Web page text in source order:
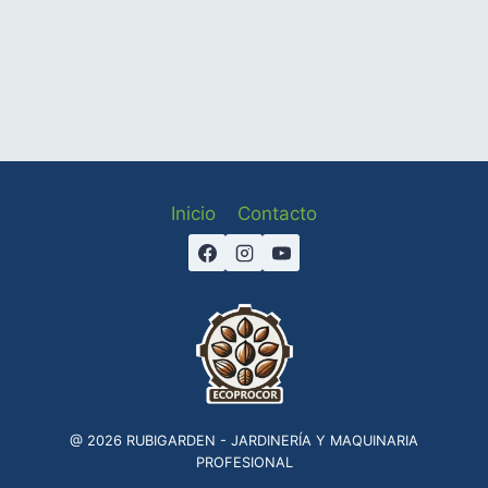
Inicio Contacto
@ 2026 RUBIGARDEN - JARDINERÍA Y MAQUINARIA
PROFESIONAL